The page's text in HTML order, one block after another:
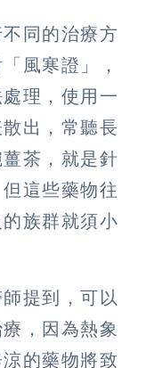
同的治療方
風寒證」，
理，使用一
出，常聽長
茶，就是針
這些藥物往
族群就須小
提到，可以
，因為熱象
的藥物將致